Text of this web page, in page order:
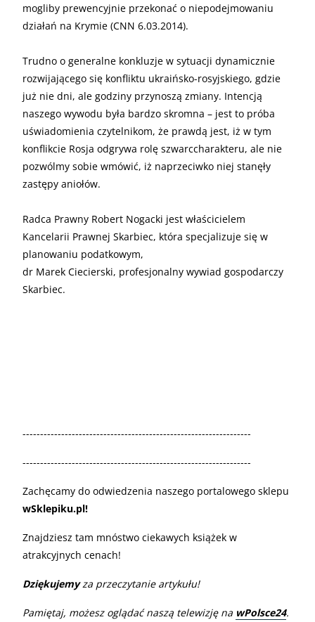
mogliby prewencyjnie przekonać o niepodejmowaniu
działań na Krymie (CNN 6.03.2014).
Trudno o generalne konkluzje w sytuacji dynamicznie
rozwijającego się konfliktu ukraińsko-rosyjskiego, gdzie
już nie dni, ale godziny przynoszą zmiany. Intencją
naszego wywodu była bardzo skromna – jest to próba
uświadomienia czytelnikom, że prawdą jest, iż w tym
konflikcie Rosja odgrywa rolę szwarccharakteru, ale nie
pozwólmy sobie wmówić, iż naprzeciwko niej stanęły
zastępy aniołów.
Radca Prawny Robert Nogacki jest właścicielem
Kancelarii Prawnej Skarbiec, która specjalizuje się w
planowaniu podatkowym,
dr Marek Ciecierski, profesjonalny wywiad gospodarczy
Skarbiec.
-----------------------------------------------------------------
-----------------------------------------------------------------
Zachęcamy do odwiedzenia naszego portalowego sklepu
wSklepiku.pl!
Znajdziesz tam mnóstwo ciekawych książek w
atrakcyjnych cenach!
Dziękujemyza przeczytanie artykułu!
Pamiętaj, możesz oglądać naszą telewizję na wPolsce24.